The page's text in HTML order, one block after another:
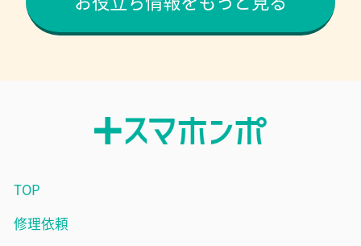
TOP
修理依頼